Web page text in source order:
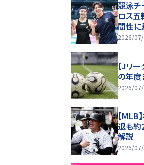
競泳チ
ロス五
間性に
2026/
【Jリ
の年度
2026/
【MLB
退も約
解説
2026/